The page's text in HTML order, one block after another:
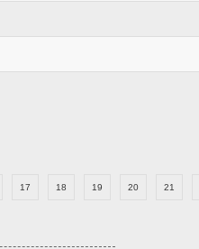
17 18 19 20 21